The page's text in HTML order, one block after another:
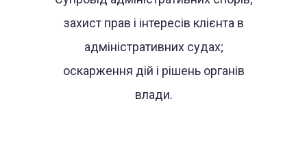
захист прав і інтересів клієнта в
адміністративних судах;
оскарження дій і рішень органів
влади.